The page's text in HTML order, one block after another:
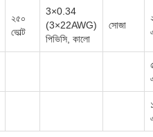
২৫০
ভোল্ট
3×0.34
(3×22AWG)
পিভিসি, কালো
সোজা